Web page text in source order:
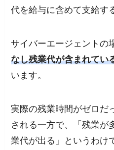
代を給与に含めて支給す
サイバーエージェントの
なし残業代が含まれてい
います。
実際の残業時間がゼロだ
される一方で、「残業が
業代が出る」というわけ